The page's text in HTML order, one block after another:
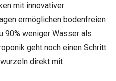
mit innovativer
ermöglichen bodenfreien
90% weniger Wasser als
geht noch einen Schritt
direkt mit